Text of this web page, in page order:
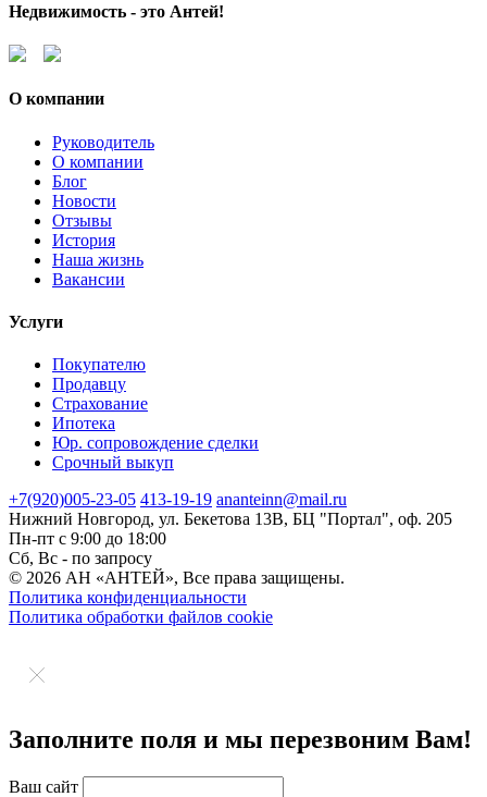
Недвижимость - это Антей!
О компании
Руководитель
О компании
Блог
Новости
Отзывы
История
Наша жизнь
Вакансии
Услуги
Покупателю
Продавцу
Страхование
Ипотека
Юр. сопровождение сделки
Срочный выкуп
+7(920)005-23-05 413-19-19 ananteinn@mail.ru
Нижний Новгород, ул. Бекетова 13В, БЦ "Портал", оф. 205
Пн-пт с 9:00 до 18:00
Сб, Вс - по запросу
© 2026 АН «АНТЕЙ», Все права защищены.
Политика конфиденциальности
Политика обработки файлов cookie
Заполните поля и мы перезвоним Вам!
Ваш сайт